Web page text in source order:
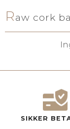
Raw cork
SIKKER